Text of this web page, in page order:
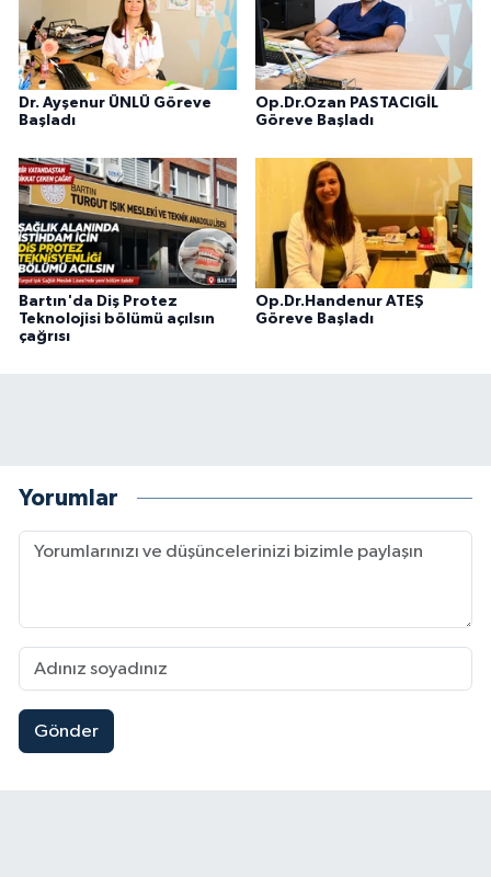
Dr. Ayşenur ÜNLÜ Göreve
Başladı
Op.Dr.Ozan PASTACIGİL
Göreve Başladı
Bartın'da Diş Protez
Teknolojisi bölümü açılsın
çağrısı
Op.Dr.Handenur ATEŞ
Göreve Başladı
Yorumlar
Gönder